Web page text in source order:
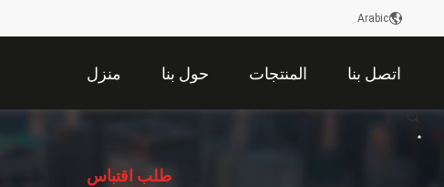
Arabic
منزل حول بنا المنتجات اتصل بنا
描
طلب اقتباس